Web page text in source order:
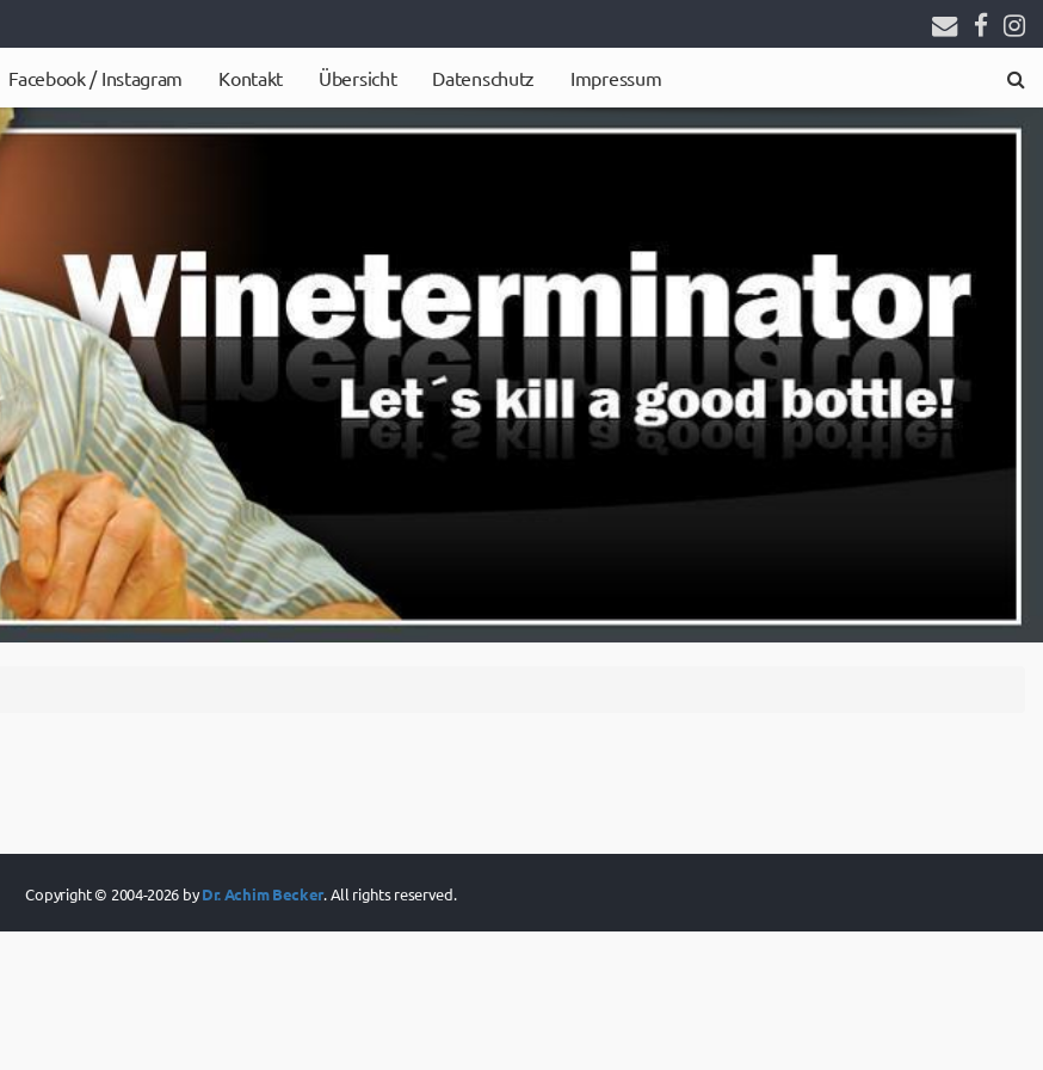
Facebook / Instagram Kontakt Übersicht Datenschutz Impressum
Copyright © 2004-2026 byDr. Achim Becker. All rights reserved.